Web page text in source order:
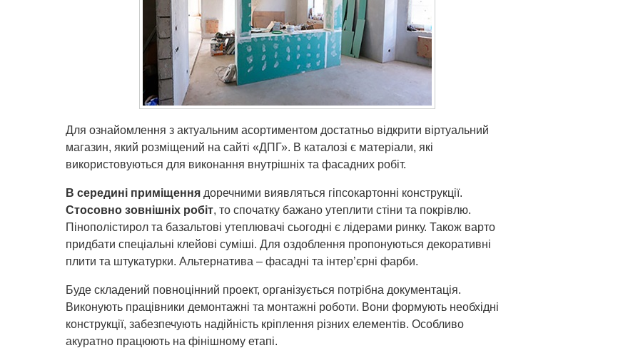
Для ознайомлення з актуальним асортиментом достатньо відкрити віртуальний
магазин, який розміщений на сайті «ДПГ». В каталозі є матеріали, які
використовуються для виконання внутрішніх та фасадних робіт.
В середині приміщення доречними виявляться гіпсокартонні конструкції.
Стосовно зовнішніх робіт, то спочатку бажано утеплити стіни та покрівлю.
Пінополістирол та базальтові утеплювачі сьогодні є лідерами ринку. Також варто
придбати спеціальні клейові суміші. Для оздоблення пропонуються декоративні
плити та штукатурки. Альтернатива – фасадні та інтер’єрні фарби.
Буде складений повноцінний проект, організується потрібна документація.
Виконують працівники демонтажні та монтажні роботи. Вони формують необхідні
конструкції, забезпечують надійність кріплення різних елементів. Особливо
акуратно працюють на фінішному етапі.